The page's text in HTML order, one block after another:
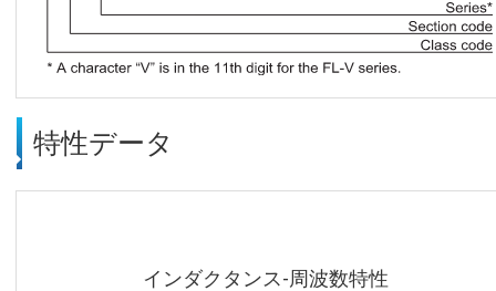
特性データ
インダクタンス-周波数特性